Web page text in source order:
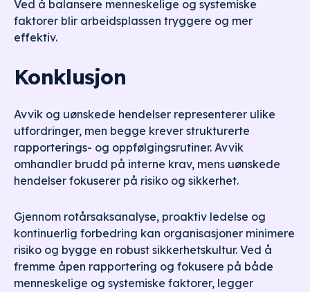
Ved å balansere menneskelige og systemiske
faktorer blir arbeidsplassen tryggere og mer
effektiv.
Konklusjon
Avvik og uønskede hendelser representerer ulike
utfordringer, men begge krever strukturerte
rapporterings- og oppfølgingsrutiner. Avvik
omhandler brudd på interne krav, mens uønskede
hendelser fokuserer på risiko og sikkerhet.
Gjennom rotårsaksanalyse, proaktiv ledelse og
kontinuerlig forbedring kan organisasjoner minimere
risiko og bygge en robust sikkerhetskultur. Ved å
fremme åpen rapportering og fokusere på både
menneskelige og systemiske faktorer, legger